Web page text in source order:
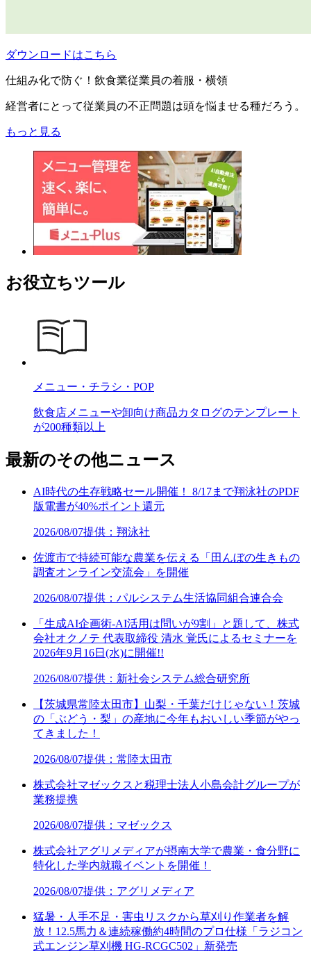
ダウンロードはこちら
仕組み化で防ぐ！飲食業従業員の着服・横領
経営者にとって従業員の不正問題は頭を悩ませる種だろう。
もっと見る
お役立ちツール
メニュー・チラシ・POP
飲食店メニューや卸向け商品カタログのテンプレート
が200種類以上
最新のその他ニュース
AI時代の生存戦略セール開催！ 8/17まで翔泳社のPDF
版電書が40%ポイント還元
2026/08/07提供：翔泳社
佐渡市で持続可能な農業を伝える「田んぼの生きもの
調査オンライン交流会」を開催
2026/08/07提供：パルシステム生活協同組合連合会
「生成AI企画術-AI活用は問いが9割」と題して、株式
会社オクノテ 代表取締役 清水 覚氏によるセミナーを
2026年9月16日(水)に開催!!
2026/08/07提供：新社会システム総合研究所
【茨城県常陸太田市】山梨・千葉だけじゃない！茨城
の「ぶどう・梨」の産地に今年もおいしい季節がやっ
てきました！
2026/08/07提供：常陸太田市
株式会社マゼックスと税理士法人小島会計グループが
業務提携
2026/08/07提供：マゼックス
株式会社アグリメディアが摂南大学で農業・食分野に
特化した学内就職イベントを開催！
2026/08/07提供：アグリメディア
猛暑・人手不足・害虫リスクから草刈り作業者を解
放！12.5馬力＆連続稼働約4時間のプロ仕様「ラジコン
式エンジン草刈機 HG-RCGC502」新発売